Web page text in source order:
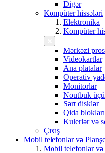
Digər
Kompüter hissələri
Elektronika
Kompüter
Mərkəzi
Videokartlar
Ana platalar
Operativ
Monitorlar
Noutbuk
Sərt disklər
Qida blokları
Kulerlər və
Çıxış
Mobil telefonlar və
Mobil telefonlar və